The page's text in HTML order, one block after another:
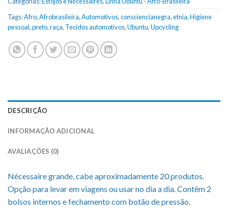
Tags:Afro,Afrobrasileira,Automotivos,consciencianegra,etnia,Higiene
pessoal,preto,raça, Tecidos automotivos,Ubuntu,Upcycling
DESCRIÇÃO
INFORMAÇÃO ADICIONAL
AVALIAÇÕES (0)
Nécessaire grande, cabe aproximadamente 20 produtos.
Opção para levar em viagens ou usar no dia a dia. Contêm 2
bolsos internos e fechamento com botão de pressão.